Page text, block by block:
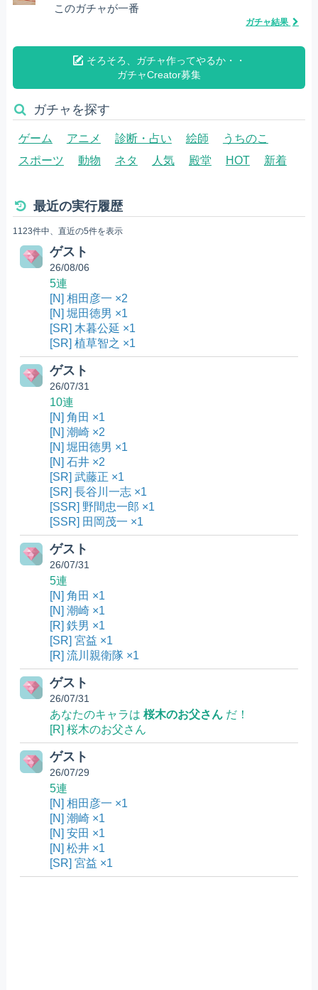
このガチャが一番
ガチャ結果
そろそろ、ガチャ作ってやるか・・
ガチャCreator募集
ガチャを探す
ゲーム アニメ 診断・占い 絵師
うちのこ
スポーツ
動物 ネタ 人気 殿堂 HOT 新着
最近の実行履歴
1123件中、直近の5件を表示
ゲスト
26/08/06
5連
[N] 相田彦一 ×2
[N] 堀田徳男 ×1
[SR] 木暮公延 ×1
[SR] 植草智之 ×1
ゲスト
26/07/31
10連
[N] 角田 ×1
[N] 潮崎 ×2
[N] 堀田徳男 ×1
[N] 石井 ×2
[SR] 武藤正 ×1
[SR] 長谷川一志 ×1
[SSR] 野間忠一郎 ×1
[SSR] 田岡茂一 ×1
ゲスト
26/07/31
5連
[N] 角田 ×1
[N] 潮崎 ×1
[R] 鉄男 ×1
[SR] 宮益 ×1
[R] 流川親衛隊 ×1
ゲスト
26/07/31
あなたのキャラは 桜木のお父さんだ！
[R] 桜木のお父さん
ゲスト
26/07/29
5連
[N] 相田彦一 ×1
[N] 潮崎 ×1
[N] 安田 ×1
[N] 松井 ×1
[SR] 宮益 ×1